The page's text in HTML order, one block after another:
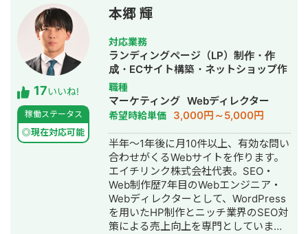
得意としており、要件定義、設計、実
装、本番リリース、運用改善まで一貫
して対応しています。 特に、仕様が複
雑な業務システムや、要件がまだ固ま
りきっていない新規開発において、事
業目的を整理しながら、正確にスピー
ド感を持って形にしていくことを強み
としています。 いまはスタートアップ
案件にてAIエージェント開発にも携わ
っており、AI活用した業務効率化、新
機能開発、既存プロダクトへのAI機能
の組み込みなどにも対応しています。
単純に言われたものを作るだけではな
く、事業として使える形に落とし込む
ことを重視し、開発の初期段階からリ
リース後の運用まで伴走しています。
17いいね!
稼働ステータス
◎現在対応可能
本郷 輝
対応業務
ランディングページ（LP）制作・作
成・ECサイト構築・ネットショップ作
成代行・SEO対策・記事作成代行・ラ
イティング・ホームページ制作・作
成・オウンドメディア制作・構築・運
用代行
職種
マーケティング Webディレクター
希望時給単価 3,000円～5,000円
半年～1年後に月10件以上、有効な問い
合わせがくるWebサイトを作ります。
エイチリンク株式会社代表。SEO・
Web制作歴7年目のWebエンジニア・
Webディレクターとして、WordPress
を用いたHP制作とニッチ業界のSEO対
策による売上向上を専門としていま